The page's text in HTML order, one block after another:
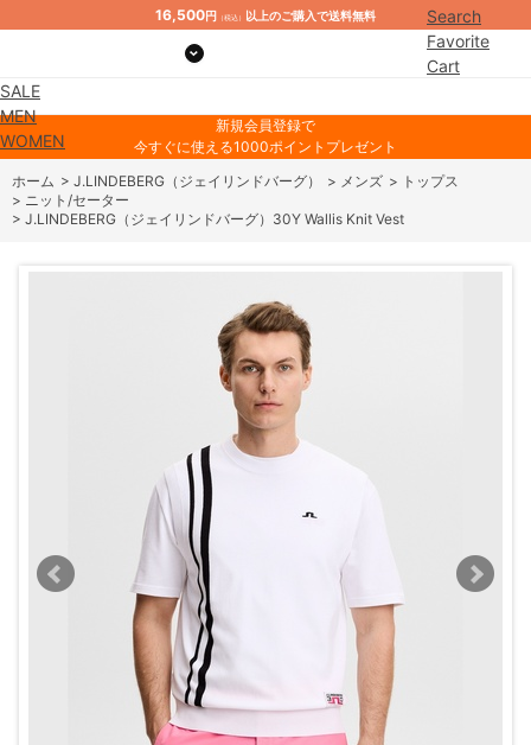
16,500円 （税込） 以上のご購入で送料無料
Search
Favorite
Cart
SALE
MEN
WOMEN
新規会員登録で
今すぐに使える1000ポイントプレゼント
ホーム > J.LINDEBERG（ジェイリンドバーグ） > メンズ > トップス
> ニット/セーター
> J.LINDEBERG（ジェイリンドバーグ）30Y Wallis Knit Vest